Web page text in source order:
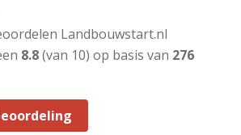
Landbouwstart.nl
8.8(van 10) op basis van 276